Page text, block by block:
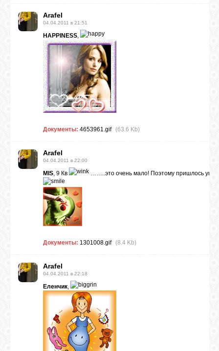
Arafel
04.04.2011 в 21:51
HAPPINESS,
Документы: 4653961.gif (63.6 Kb)
Arafel
04.04.2011 в 22:00
MIS, 9 Кв ……..это очень мало! Поэтому пришлось
Документы: 1301008.gif (8.4 Kb)
Arafel
04.04.2011 в 22:18
Еленчик,